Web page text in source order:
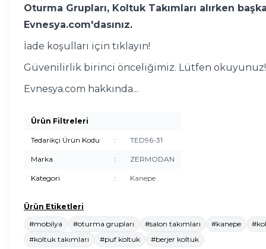
Oturma Grupları, Koltuk Takımları alırken
Evnesya.com'dasınız.
İade koşulları için tıklayın!
Güvenilirlik birinci önceliğimiz. Lütfen okuyunuz!
Evnesya.com hakkında...
Ürün Filtreleri
Tedarikçi Ürün Kodu : TED96-31
Marka : ZERMODAN
Kategori : Kanepe
Ürün Etiketleri
#mobilya
#oturma grupları #salon takımları #kanepe
#koltuk takımları
#puf koltuk #berjer koltuk